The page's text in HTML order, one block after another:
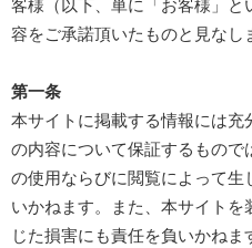
客様（以下、単に「お客様」
容をご承諾頂いたものと見なし
第一条
本サイトに掲載する情報には
の内容について保証するもので
の使用ならびに閲覧によって
いかねます。また、本サイト
じた損害にも責任を負いかね